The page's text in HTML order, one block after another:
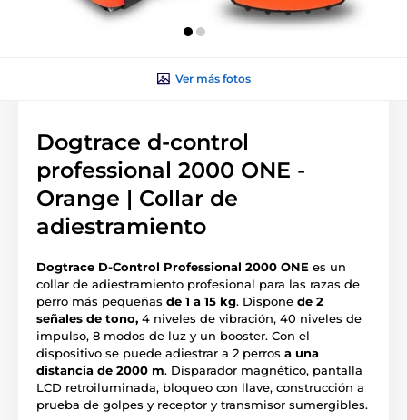
Ver más fotos
Dogtrace d-control
professional 2000 ONE -
Orange | Collar de
adiestramiento
Dogtrace D-Control Professional 2000 ONE es un
collar de adiestramiento profesional para las razas de
perro más pequeñas de 1 a 15 kg. Dispone de 2
señales de tono, 4 niveles de vibración, 40 niveles de
impulso, 8 modos de luz y un booster. Con el
dispositivo se puede adiestrar a 2 perros a una
distancia de 2000 m. Disparador magnético, pantalla
LCD retroiluminada, bloqueo con llave, construcción a
prueba de golpes y receptor y transmisor sumergibles.